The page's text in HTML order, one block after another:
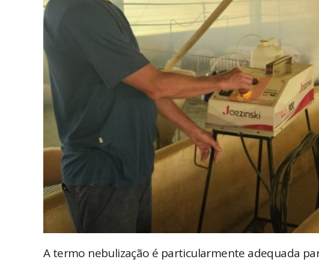
A termo nebulização é particularmente adequada